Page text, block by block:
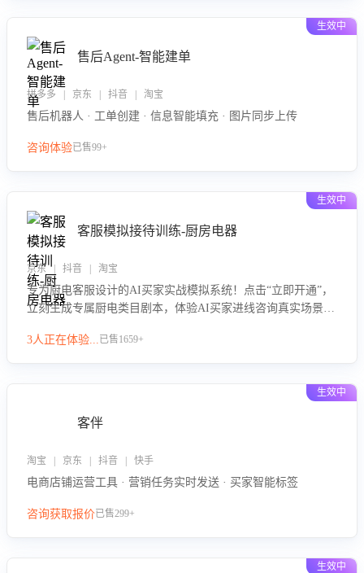
生效中
售后Agent-智能建单
拼多多 | 京东 | 抖音 | 淘宝
售后机器人 · 工单创建 · 信息智能填充 · 图片同步上传
咨询体验已售99+
生效中
客服模拟接待训练-厨房电器
京东 | 抖音 | 淘宝
专为厨电客服设计的AI买家实战模拟系统！点击“立即开通”，
立刻生成专属厨电类目剧本，体验AI买家进线咨询真实场景训
技巧！
3人正在体验...已售1659+
生效中
客伴
淘宝 | 京东 | 抖音 | 快手
电商店铺运营工具 · 营销任务实时发送 · 买家智能标签
咨询获取报价已售299+
生效中